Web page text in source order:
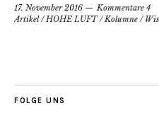
17. November 2016
Kommentare 4
Artikel/HOHE LUFT/Kolumne /
FOLGE UNS